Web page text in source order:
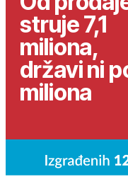
struje 7,1
miliona,
državi ni
miliona